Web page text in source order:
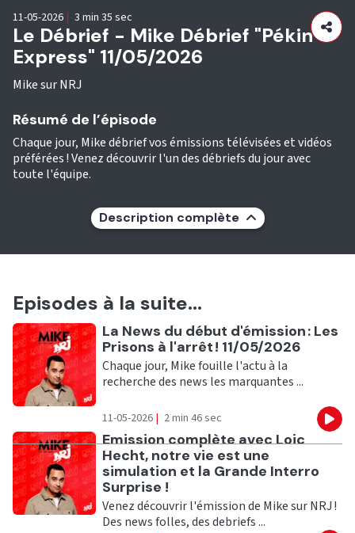
Le Débrief - Mike Débrief "Pékin
Express" 11/05/2026
Mike sur NRJ
11-05-2026 | 3 min 35 sec
Résumé de l’épisode
Chaque jour, Mike débrief vos émissions télévisées et vidéos
préférées ! Venez découvrir l'un des débriefs du jour avec
toute l'équipe.
Description complète
Episodes à la suite...
Ecouter
La News du début d'émission : Les
Prisons à l'arrêt ! 11/05/2026
Chaque jour, Mike fouille l'actu à la
recherche des news les marquantes ...
11-05-2026 | 2 min 46 sec
Ecouter
Emission complète avec Loic
Hecht, notre vie est une
simulation et la Grande Interro
Surprise !
Venez découvrir l'émission de Mike sur NRJ !
Des news folles, des debriefs ...